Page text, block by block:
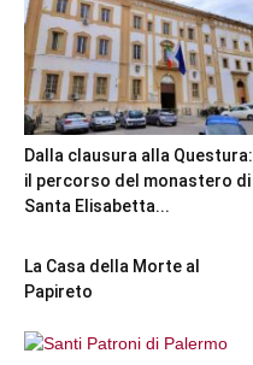
Dalla clausura alla Questura:
il percorso del monastero di
Santa Elisabetta...
La Casa della Morte al
Papireto